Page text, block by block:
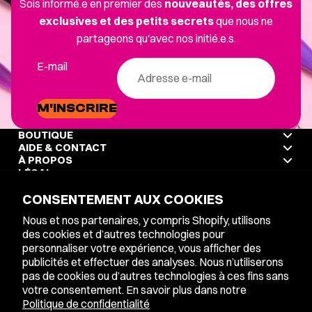
CONSENTEMENT AUX COOKIES
Nous et nos partenaires, y compris Shopify, utilisons
des cookies et d’autres technologies pour
personnaliser votre expérience, vous afficher des
publicités et effectuer des analyses. Nous n’utiliserons
pas de cookies ou d’autres technologies à ces fins sans
votre consentement. En savoir plus dans notre
Politique de confidentialité
Sois informé.e en premier des nouveautés, des offres
exclusives et des petits secretsque nous ne
partageons qu'avec nos initié.e.s.
E-mail
M'INSCRIRE
BOUTIQUE
AIDE & CONTACT
À PROPOS
LÉGAL
LANGUE ENGLISH
FacebookInstagram